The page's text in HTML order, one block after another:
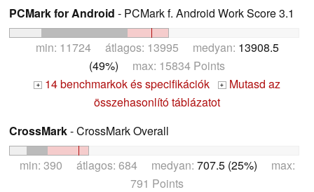
PCMark for Android - PCMark f. Android Work Score 3.1
min: 11724 átlagos: 13995 medyan: 13908.5
(49%) max: 15834 Points
+ 14 benchmarkok és specifikációk + Mutasd az
összehasonlító táblázatot
CrossMark- CrossMark Overall
min: 390 átlagos: 684 medyan: 707.5 (25%) max:
791 Points